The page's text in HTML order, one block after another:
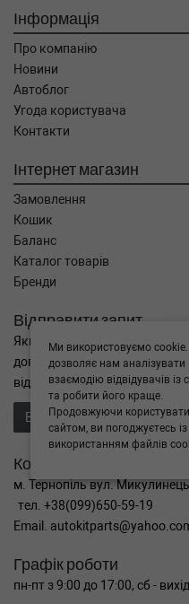
Інформація
Про компанію
Новини
Автоблог
Угода користувача
Контакти
Інтернет магазин
Замовлення
Кошик
Баланс
Каталог товарів
Бренди
Відправити запит
Якщо Ви не знайшли потрібні
допомога в підборі,
відправте нам запит - ми
Відправити запит
Контакти
м. Тернопіль вул.
тел. +38(099)650-59-19
Email.
Графік роботи
пн-пт з 9:00 до 17:00, сб -
Ми використовуємо
дозволяє нам аналізувати
взаємодію відвідувачів із
та робити його краще.
Продовжуючи
сайтом, ви погоджуєтесь із
використанням файлів